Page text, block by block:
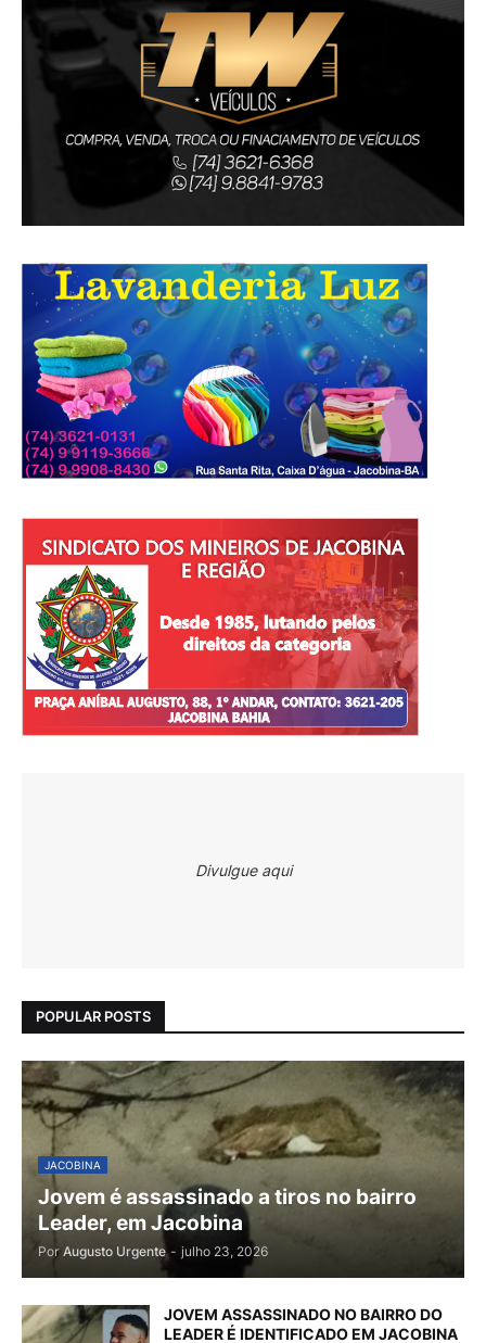
Divulgue aqui
POPULAR POSTS
JACOBINA
Jovem é assassinado a tiros no bairro
Leader, em Jacobina
Por Augusto Urgente - julho 23, 2026
JOVEM ASSASSINADO NO BAIRRO DO
LEADER É IDENTIFICADO EM JACOBINA